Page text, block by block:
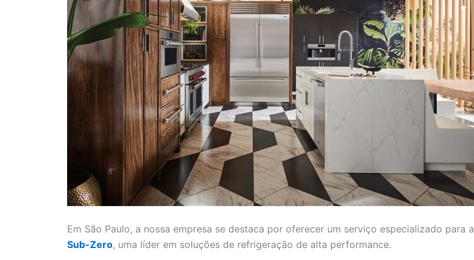
Em São Paulo, a nossa empresa se destaca por oferecer um serviço especializado para a
Sub-Zero, uma líder em soluções de refrigeração de alta performance.